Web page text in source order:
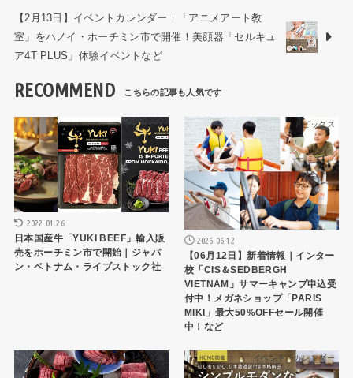
【2月13日】イベントカレンダー｜「アニメアート教
室」をハノイ・ホーチミン市で開催！美顔器「セルキュ
ア4T PLUS」体験イベントなど
RECOMMEND
トピックス
2022.01.26
日本国産牛「YUKI BEEF」輸入販
売をホーチミン市で開始｜ジャパ
ン・ベトナム・ライブストック社
トピックス
2026.06.12
【06月12日】新着情報｜インター
校「CIS＆SEDBERGH
VIETNAM」サマーキャンプ申込受
付中！メガネショップ「PARIS
MIKI」最大50%OFFセール開催
中！など
トピックス イベント・カレンダー